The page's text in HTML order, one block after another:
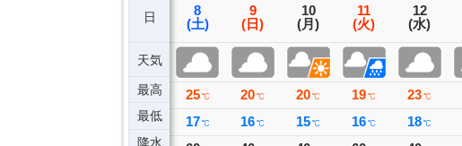
日
天気
最高
最低
降水
7
(金)
30℃
19℃
8
(土)
25 ℃
17 ℃
9
(日)
20 ℃
16 ℃
10
(月)
20 ℃
15 ℃
11
(火)
19 ℃
16 ℃
12
(水)
23℃
18℃